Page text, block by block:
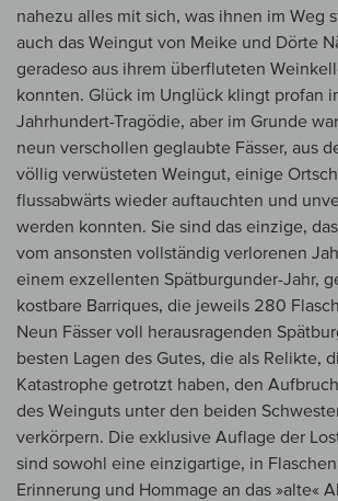
nahezu alles mit sich, was ihnen im Weg
auch das Weingut von Meike und Dörte
geradeso aus ihrem überfluteten
konnten. Glück im Unglück klingt profan
Jahrhundert-Tragödie, aber im Grunde
neun verschollen geglaubte Fässer, aus
völlig verwüsteten Weingut, einige
flussabwärts wieder auftauchten und
werden konnten. Sie sind das einzige,
vom ansonsten vollständig verlorenen
einem exzellenten Spätburgunder-Jahr,
kostbare Barriques, die jeweils 280
Neun Fässer voll herausragenden
besten Lagen des Gutes, die als Relikte,
Katastrophe getrotzt haben, den
des Weinguts unter den beiden
verkörpern. Die exklusive Auflage der
sind sowohl eine einzigartige, in
Erinnerung und Hommage an das »alte«